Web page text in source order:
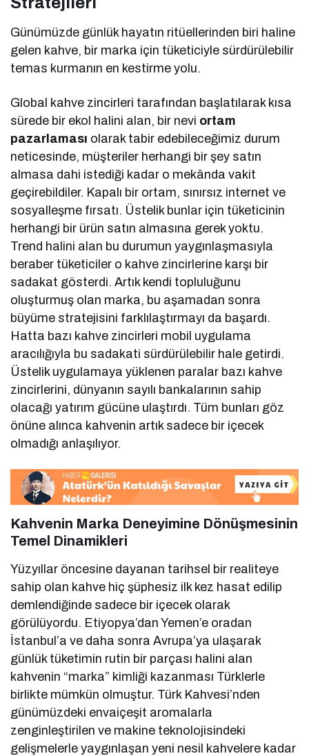
Günümüzde günlük hayatın ritüellerinden biri haline
gelen kahve, bir marka için tüketiciyle sürdürülebilir
temas kurmanın en kestirme yolu.
Global kahve zincirleri tarafından başlatılarak kısa
sürede bir ekol halini alan, bir nevi ortam
pazarlaması olarak tabir edebileceğimiz durum
neticesinde, müşteriler herhangi bir şey satın
almasa dahi istediği kadar o mekânda vakit
geçirebildiler. Kapalı bir ortam, sınırsız internet ve
sosyalleşme fırsatı. Üstelik bunlar için tüketicinin
herhangi bir ürün satın almasına gerek yoktu.
Trend halini alan bu durumun yaygınlaşmasıyla
beraber tüketiciler o kahve zincirlerine karşı bir
sadakat gösterdi. Artık kendi topluluğunu
oluşturmuş olan marka, bu aşamadan sonra
büyüme stratejisini farklılaştırmayı da başardı.
Hatta bazı kahve zincirleri mobil uygulama
aracılığıyla bu sadakati sürdürülebilir hale getirdi.
Üstelik uygulamaya yüklenen paralar bazı kahve
zincirlerini, dünyanın sayılı bankalarının sahip
olacağı yatırım gücüne ulaştırdı. Tüm bunları göz
önüne alınca kahvenin artık sadece bir içecek
olmadığı anlaşılıyor.
Kahvenin Marka Deneyimine Dönüşmesinin
Temel Dinamikleri
Yüzyıllar öncesine dayanan tarihsel bir realiteye
sahip olan kahve hiç şüphesiz ilk kez hasat edilip
demlendiğinde sadece bir içecek olarak
görülüyordu. Etiyopya’dan Yemen’e oradan
İstanbul’a ve daha sonra Avrupa’ya ulaşarak
günlük tüketimin rutin bir parçası halini alan
kahvenin “marka” kimliği kazanması Türklerle
birlikte mümkün olmuştur. Türk Kahvesi’nden
günümüzdeki envaiçeşit aromalarla
zenginleştirilen ve makine teknolojisindeki
gelişmelerle yaygınlaşan yeni nesil kahvelere kadar